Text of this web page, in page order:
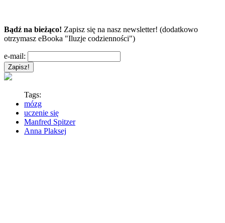
Bądź na bieżąco! Zapisz się na nasz newsletter! (dodatkowo
otrzymasz eBooka "Iluzje codzienności")
e-mail:
Tags:
mózg
uczenie się
Manfred Spitzer
Anna Plaksej